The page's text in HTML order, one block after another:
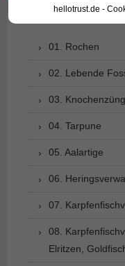
01. Rochen
02. Lebende
03.
04. Tarpune
05. Aalartige
06.
07.
08.
Elritzen,
hellotrust.de -